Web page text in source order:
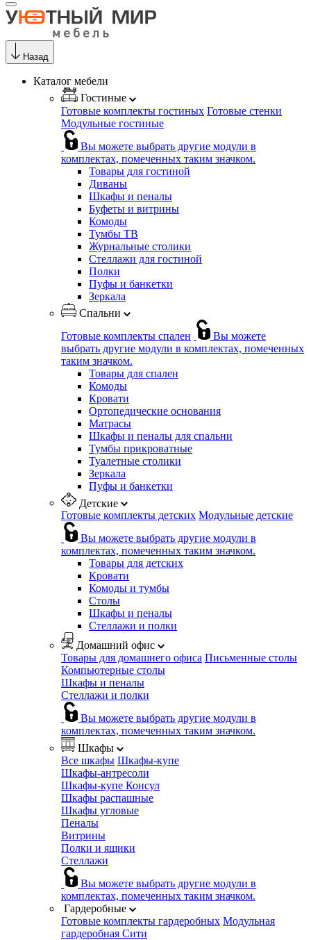
Назад
Каталог мебели
Гостиные
Готовые комплекты гостиных Готовые стенки
Модульные гостиные
Вы можете выбрать другие модули в
комплектах, помеченных таким значком.
Товары для гостиной
Диваны
Шкафы и пеналы
Буфеты и витрины
Комоды
Тумбы ТВ
Журнальные столики
Стеллажи для гостиной
Полки
Пуфы и банкетки
Зеркала
Спальни
Готовые комплекты спален
Вы можете
выбрать другие модули в комплектах, помеченных
таким значком.
Товары для спален
Комоды
Кровати
Ортопедические основания
Матрасы
Шкафы и пеналы для спальни
Тумбы прикроватные
Туалетные столики
Зеркала
Пуфы и банкетки
Детские
Готовые комплекты детских Модульные детские
Вы можете выбрать другие модули в
комплектах, помеченных таким значком.
Товары для детских
Кровати
Комоды и тумбы
Столы
Шкафы и пеналы
Стеллажи и полки
Домашний офис
Товары для домашнего офиса Письменные столы
Компьютерные столы
Шкафы и пеналы
Стеллажи и полки
Вы можете выбрать другие модули в
комплектах, помеченных таким значком.
Шкафы
Все шкафы Шкафы-купе
Шкафы-антресоли
Шкафы-купе Консул
Шкафы распашные
Шкафы угловые
Пеналы
Витрины
Полки и ящики
Стеллажи
Вы можете выбрать другие модули в
комплектах, помеченных таким значком.
Гардеробные
Готовые комплекты гардеробных Модульная
гардеробная Сити